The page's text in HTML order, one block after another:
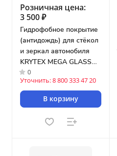
Розничная цена:
3 500 ₽
Гидрофобное покрытие
(антидождь) для стёкол
и зеркал автомобиля
KRYTEX MEGA GLASS
(50мл) [K001G]
0
Уточнить: 8 800 333 47 20
В корзину